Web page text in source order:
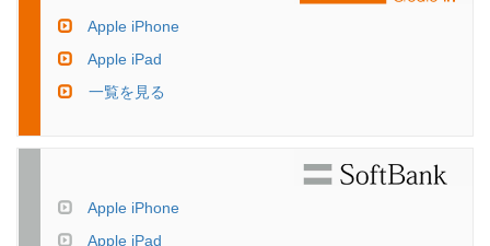
Apple iPhone
Apple iPad
一覧を見る
Apple iPhone
Apple iPad